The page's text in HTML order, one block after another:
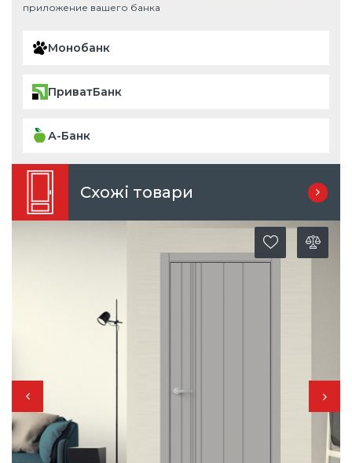
приложение вашего банка
Монобанк
ПриватБанк
А-Банк
Схожі товари